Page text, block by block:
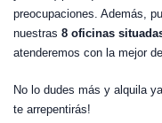
preocupaciones. Además,
nuestras 8 oficinas
atenderemos con la mejor
No lo dudes más y alquila
te arrepentirás!